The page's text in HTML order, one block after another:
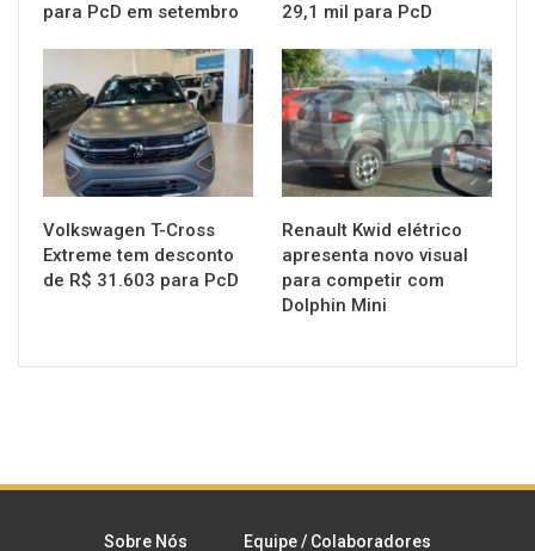
para PcD em setembro
29,1 mil para PcD
MUNDO AUTOMOTIVO
Volkswagen T-Cross
Extreme tem desconto
de R$ 31.603 para PcD
MUNDO AUTOMOTIVO
Renault Kwid elétrico
apresenta novo visual
para competir com
Dolphin Mini
Sobre Nós Equipe / Colaboradores